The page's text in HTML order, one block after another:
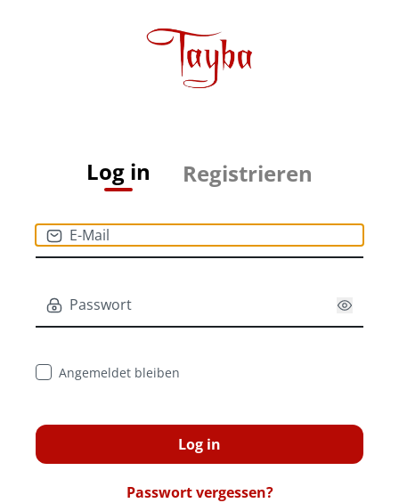
Log in Registrieren
Angemeldet bleiben
Log in
Passwort vergessen?